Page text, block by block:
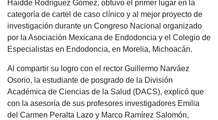
Haidde Rodríguez Gómez, obtuvo el primer lugar en la
categoría de cartel de caso clínico y al mejor proyecto de
investigación durante un Congreso Nacional organizado
por la Asociación Mexicana de Endodoncia y el Colegio de
Especialistas en Endodoncia, en Morelia, Michoacán.
Al compartir su logro con el rector Guillermo Narváez
Osorio, la estudiante de posgrado de la División
Académica de Ciencias de la Salud (DACS), explicó que
con la asesoría de sus profesores investigadores Emilia
del Carmen Peralta Lazo y Marco Ramírez Salomón,